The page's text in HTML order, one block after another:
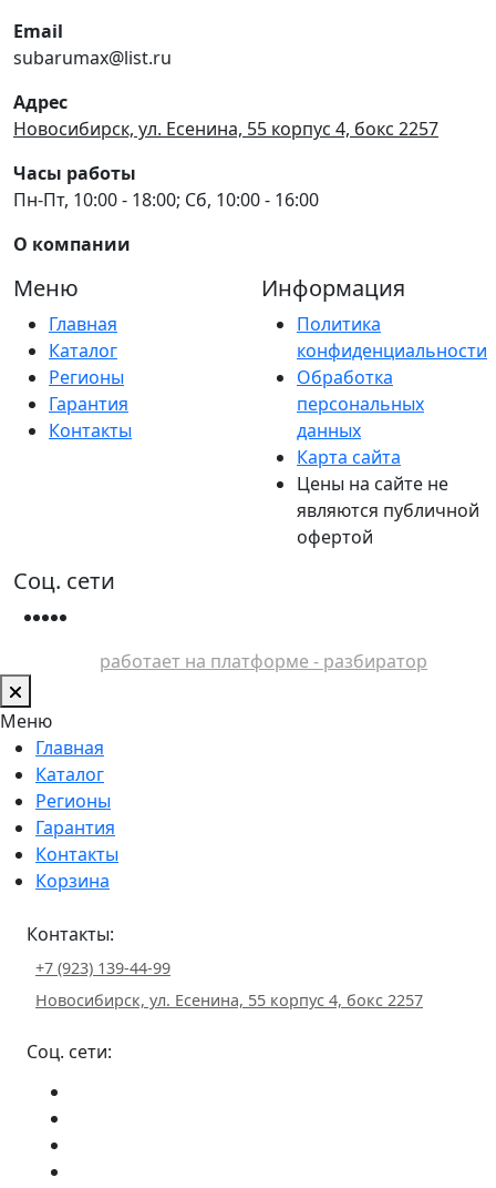
Email
subarumax@list.ru
Адрес
Новосибирск, ул. Есенина, 55 корпус 4, бокс 2257
Часы работы
Пн-Пт, 10:00 - 18:00; Сб, 10:00 - 16:00
О компании
Меню
Главная
Каталог
Регионы
Гарантия
Контакты
Информация
Политика
конфиденциальности
Обработка
персональных
данных
Карта сайта
Цены на сайте не
являются публичной
офертой
Соц. сети
работает на платформе - разбиратор
Меню
Главная
Каталог
Регионы
Гарантия
Контакты
Корзина
Контакты:
+7 (923) 139-44-99
Новосибирск, ул. Есенина, 55 корпус 4, бокс 2257
Соц. сети: